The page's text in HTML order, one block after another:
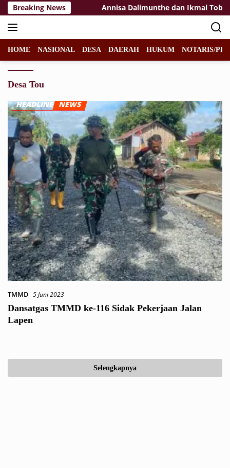
Langsung
ke
konten
Breaking News
Rakyat Tuban Annisa Dalimunthe dan Ikmal Tobing
HOME NASIONAL DESA DAERAH HUKUM NOTARIS/
Desa Tou
TMMD 5 Juni 2023
Dansatgas TMMD ke-116 Sidak Pekerjaan Jalan
Lapen
Selengkapnya